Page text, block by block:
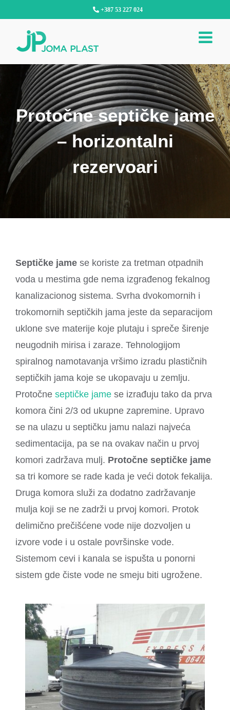
+387 53 227 024
Protočne septičke jame
– horizontalni
rezervoari
Septičke jame se koriste za tretman otpadnih
voda u mestima gde nema izgrađenog fekalnog
kanalizacionog sistema. Svrha dvokomornih i
trokomornih septičkih jama jeste da separacijom
uklone sve materije koje plutaju i spreče širenje
neugodnih mirisa i zaraze. Tehnologijom
spiralnog namotavanja vršimo izradu plastičnih
septičkih jama koje se ukopavaju u zemlju.
Protočne septičke jame se izrađuju tako da prva
komora čini 2/3 od ukupne zapremine. Upravo
se na ulazu u septičku jamu nalazi najveća
sedimentacija, pa se na ovakav način u prvoj
komori zadržava mulj. Protočne septičke jame
sa tri komore se rade kada je veći dotok fekalija.
Druga komora služi za dodatno zadržavanje
mulja koji se ne zadrži u prvoj komori. Protok
delimično prečišćene vode nije dozvoljen u
izvore vode i u ostale površinske vode.
Sistemom cevi i kanala se ispušta u ponorni
sistem gde čiste vode ne smeju biti ugrožene.